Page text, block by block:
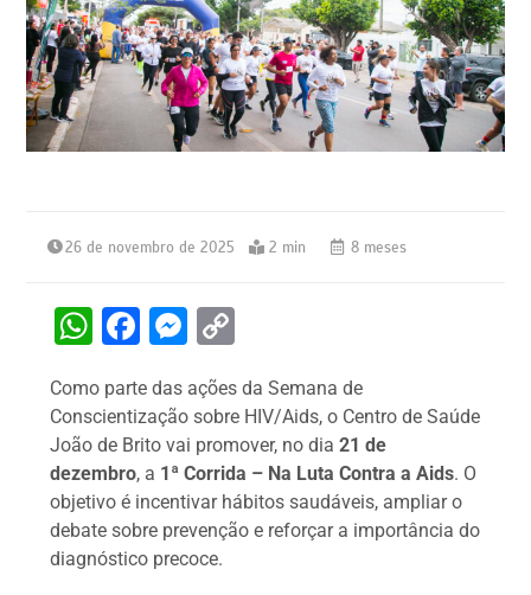
26 de novembro de 2025 2 min 8 meses
W
at
s
A
p
p
F
c
e
b
o
o
M
s
s
e
n
g
p
y
Li
n
Como parte das ações da Semana de
Conscientização sobre HIV/Aids, o Centro de Saúde
João de Brito vai promover, no dia21 de
dezembro, a 1ª Corrida – Na Luta Contra a Aids. O
objetivo é incentivar hábitos saudáveis, ampliar o
debate sobre prevenção e reforçar a importância do
diagnóstico precoce.